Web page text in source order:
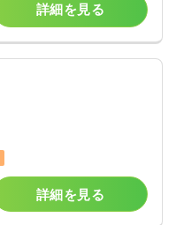
詳細を見る
詳細を見る